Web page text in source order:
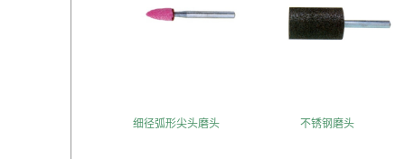
细径弧形尖头磨头 不锈钢磨头